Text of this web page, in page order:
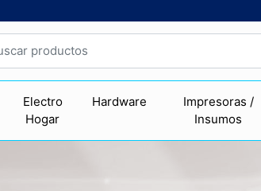
Electro
Hogar
Hardware
Impresoras /
Insumos